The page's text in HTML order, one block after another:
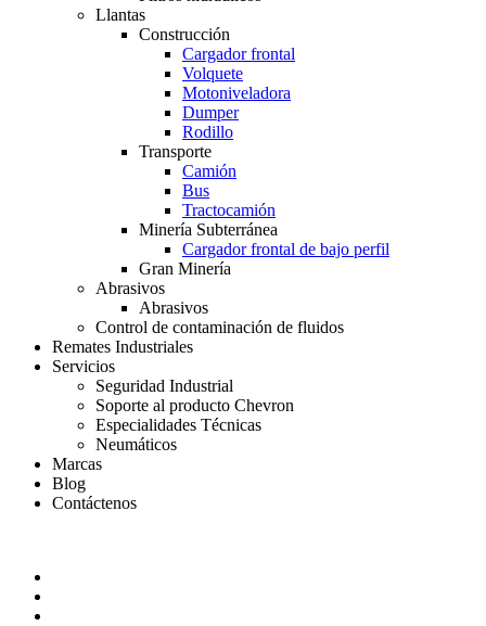
Llantas
Construcción
Cargador frontal
Volquete
Motoniveladora
Dumper
Rodillo
Transporte
Camión
Bus
Tractocamión
Minería Subterránea
Cargador frontal de bajo perfil
Gran Minería
Abrasivos
Abrasivos
Control de contaminación de fluidos
Remates Industriales
Servicios
Seguridad Industrial
Soporte al producto Chevron
Especialidades Técnicas
Neumáticos
Marcas
Blog
Contáctenos